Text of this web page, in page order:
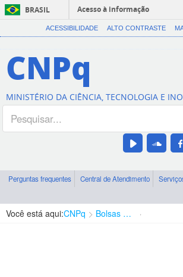
BRASIL
Acesso à informação
ACESSIBILIDADE ALTO CONTRASTE
CNPq
MINISTÉRIO DA CIÊNCIA, TECNOLOGIA E
Perguntas frequentes Central de Atendimento
Você está aqui:CNPq Bolsas e Auxílios Vigentes